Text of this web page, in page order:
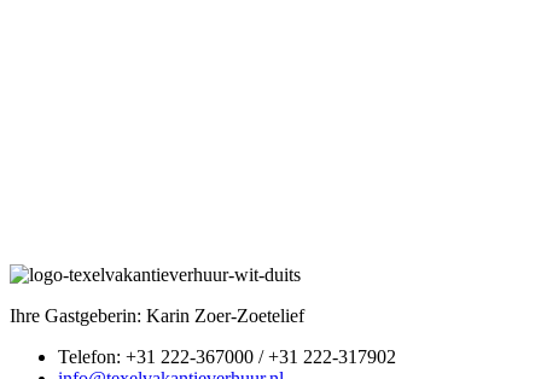
Ihre Gastgeberin: Karin Zoer-Zoetelief
Telefon: +31 222-367000 / +31 222-317902